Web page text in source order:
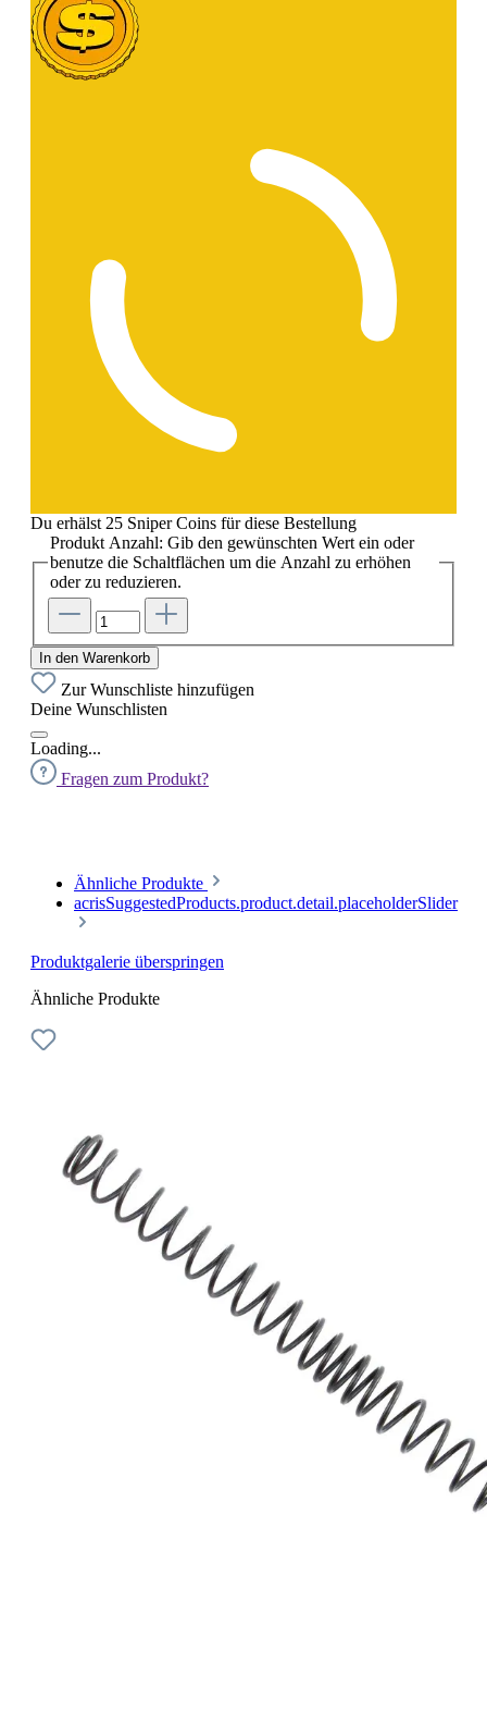
Du erhälst 25 Sniper Coins für diese Bestellung
Produkt Anzahl: Gib den gewünschten Wert ein oder
benutze die Schaltflächen um die Anzahl zu erhöhen
oder zu reduzieren.
In den Warenkorb
Zur Wunschliste hinzufügen
Deine Wunschlisten
Loading...
Fragen zum Produkt?
Ähnliche Produkte
acrisSuggestedProducts.product.detail.placeholderSlider
Produktgalerie überspringen
Ähnliche Produkte